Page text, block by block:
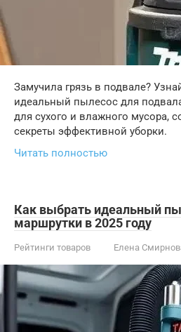
Замучила грязь в подвале?
идеальный пылесос для
для сухого и влажного мусора,
секреты эффективной уборки.
Читать полностью
Как выбрать идеальный
маршрутки в 2025 году
Рейтинги товаров Елена